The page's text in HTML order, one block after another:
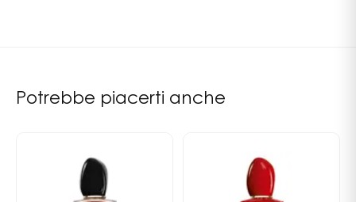
Giorgio Armani si impegna in un approccio eco-
responsabile: questo cofanetto regalo è realizzato in
LA FRAGRANZA
Qual è la parola più potente?
Potrebbe piacerti anche